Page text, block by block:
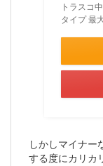
トラスコ
タイプ 最
しかしマイナー
する度にカリカ